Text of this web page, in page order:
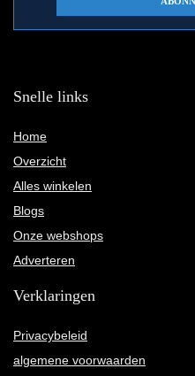
Snelle links
Home
Overzicht
Alles winkelen
Blogs
Onze webshops
Adverteren
Verklaringen
Privacybeleid
algemene voorwaarden